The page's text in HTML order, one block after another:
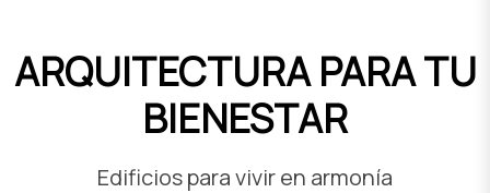
ARQUITECTURA PARA TU
BIENESTAR
Edificios para vivir en armonía